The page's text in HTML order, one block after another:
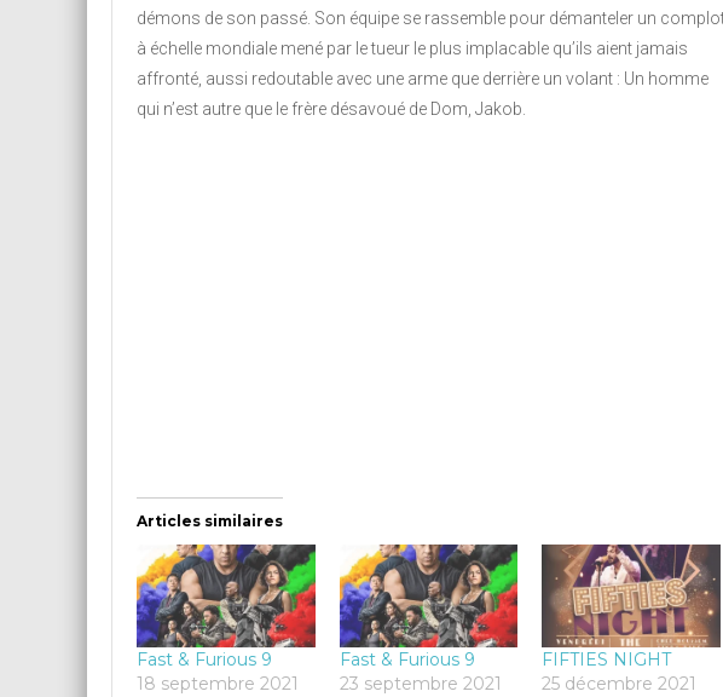
démons de son passé. Son équipe se rassemble pour démanteler un
à échelle mondiale mené par le tueur le plus implacable qu’ils aient jamais
affronté, aussi redoutable avec une arme que derrière un volant : Un homme
qui n’est autre que le frère désavoué de Dom, Jakob.
Articles similaires
Fast & Furious 9
18 septembre 2021
Fast & Furious 9
23 septembre 2021
FIFTIES NIGHT
25 décembre 2021